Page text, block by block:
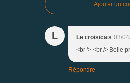
Ajouter un
L Le croisicais 03/
<br /> <br /> Belle
Répondre